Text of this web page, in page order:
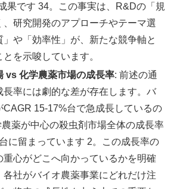
果です 34。この事実は、R&Dの「規
、研究開発のアプローチやテーマ選
」や「効率性」が、新たな競争軸と
を示唆しています。
vs 化学農薬市場の成長率: 前述の通
長率には劇的な差が存在します。バ
CAGR 15-17%台で急成長しているの
薬が中心の殺虫剤市場全体の成長率
に留まっています 2。この成長率の
重心がどこへ向かっているかを明確
各社がバイオ農薬事業にどれだけ注